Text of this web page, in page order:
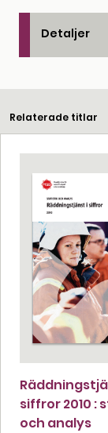
Detaljer
Relaterade titlar
siffror 2010 :
och analys